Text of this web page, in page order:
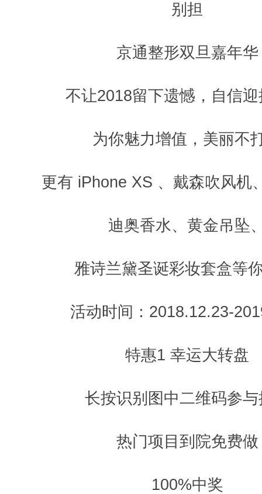
别担
京通整形双旦嘉年华
不让2018留下遗憾，自信
为你魅力增值，美丽不
更有 iPhone XS 、戴森吹风机
迪奥香水、黄金吊坠
雅诗兰黛圣诞彩妆套盒等
活动时间：2018.12.23-
特惠1 幸运大转盘
长按识别图中二维码参与
热门项目到院免费做
100%中奖